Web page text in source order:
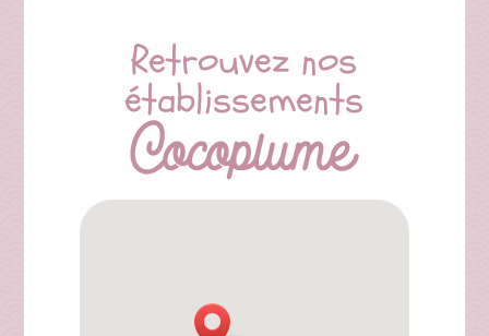
Retrouvez nos
établissements